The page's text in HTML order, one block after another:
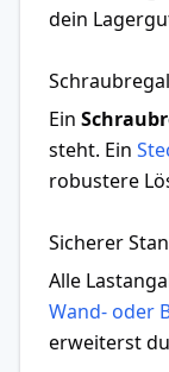
dein
Ein
steht. Ein
robustere
Sicherer
Alle
Wand- oder
erweiterst